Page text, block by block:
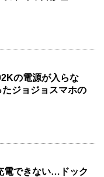
の電源が入らな
ジョジョスマホの
電できない…ドック